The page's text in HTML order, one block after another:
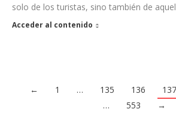
solo de los turistas, sino también de
Acceder al contenido
← 1 … 135 136 137
…
553 →